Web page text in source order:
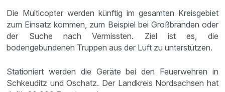
Die Multicopter werden künftig im gesamten Kreisgebiet
zum Einsatz kommen, zum Beispiel bei Großbränden oder
der Suche nach Vermissten. Ziel ist es, die
bodengebundenen Truppen aus der Luft zu unterstützen.
Stationiert werden die Geräte bei den Feuerwehren in
Schkeuditz und Oschatz. Der Landkreis Nordsachsen hat